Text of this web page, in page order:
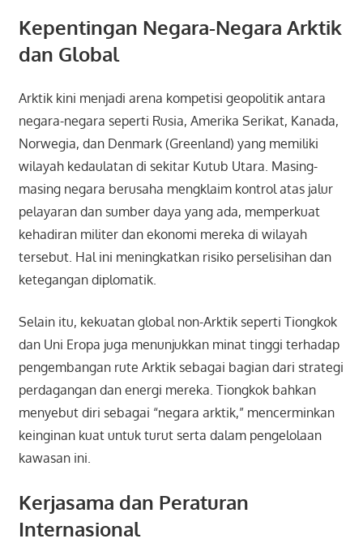
Kepentingan Negara-Negara Arktik
dan Global
Arktik kini menjadi arena kompetisi geopolitik antara
negara-negara seperti Rusia, Amerika Serikat, Kanada,
Norwegia, dan Denmark (Greenland) yang memiliki
wilayah kedaulatan di sekitar Kutub Utara. Masing-
masing negara berusaha mengklaim kontrol atas jalur
pelayaran dan sumber daya yang ada, memperkuat
kehadiran militer dan ekonomi mereka di wilayah
tersebut. Hal ini meningkatkan risiko perselisihan dan
ketegangan diplomatik.
Selain itu, kekuatan global non-Arktik seperti Tiongkok
dan Uni Eropa juga menunjukkan minat tinggi terhadap
pengembangan rute Arktik sebagai bagian dari strategi
perdagangan dan energi mereka. Tiongkok bahkan
menyebut diri sebagai “negara arktik,” mencerminkan
keinginan kuat untuk turut serta dalam pengelolaan
kawasan ini.
Kerjasama dan Peraturan
Internasional